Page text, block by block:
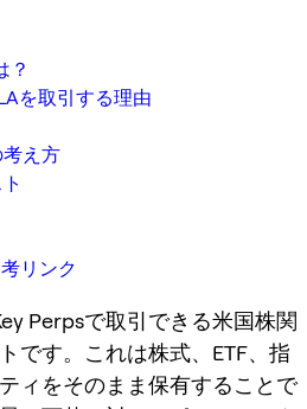
？
を取引する理由
え方
リンク
Perpsで取引できる米国株関
です。これは株式、ETF、指
ィをそのまま保有することで